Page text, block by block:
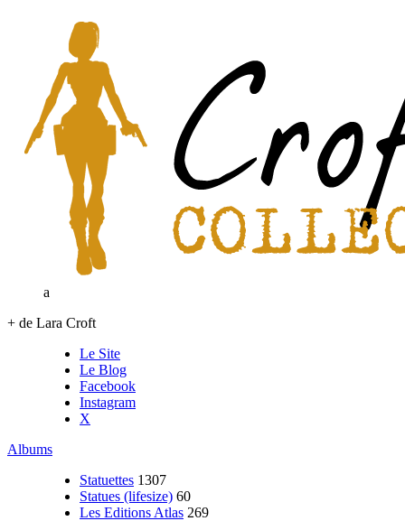
a
+ de Lara Croft
Le Site
Le Blog
Facebook
Instagram
X
Albums
Statuettes 1307
Statues (lifesize) 60
Les Editions Atlas 269